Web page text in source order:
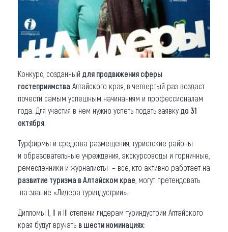
Другие рубрики
Конкурс, созданный для продвижения сферы
гостеприимства Алтайского края, в четвертый раз воздаст
почести самым успешным начинаниям и профессионалам
года. Для участия в нем нужно успеть подать заявку до 31
октября
Турфирмы и средства размещения, туристские районы
и образовательные учреждения, экскурсоводы и горничные,
ремесленники и журналисты – все, кто активно работает на
развитие туризма в Алтайском крае , могут претендовать
на звание «Лидера туриндустрии».
Дипломы I, II и III степени лидерам туриндустрии Алтайского
края будут вручать в шести номинациях: